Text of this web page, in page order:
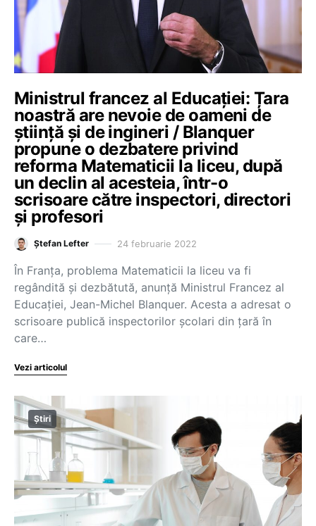
Ministrul francez al Educației: Țara
noastră are nevoie de oameni de
știință și de ingineri / Blanquer
propune o dezbatere privind
reforma Matematicii la liceu, după
un declin al acesteia, într-o
scrisoare către inspectori, directori
și profesori
Ștefan Lefter 24 februarie 2022
În Franța, problema Matematicii la liceu va fi
regândită și dezbătută, anunță Ministrul Francez al
Educației, Jean-Michel Blanquer. Acesta a adresat o
scrisoare publică inspectorilor școlari din țară în
care…
Vezi articolul
Știri